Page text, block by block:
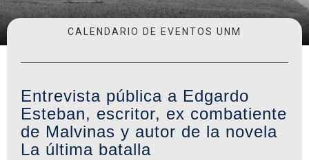
CALENDARIO DE EVENTOS UNM
Entrevista pública a Edgardo
Esteban, escritor, ex combatiente
de Malvinas y autor de la novela
La última batalla